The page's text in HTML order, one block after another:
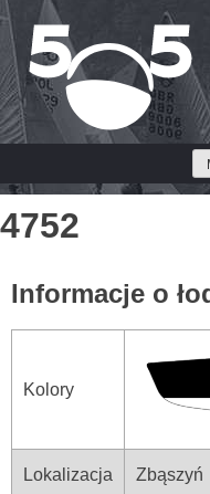
Przejdź
do
treści
4752
Informacje o
Kolory
Lokalizacja Zbąszyń